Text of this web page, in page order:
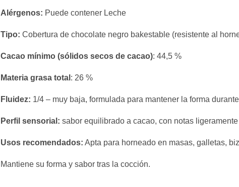
Alérgenos: Puede contener Leche
Tipo: Cobertura de chocolate negro bakestable (resistente al
Cacao mínimo (sólidos secos de cacao): 44,5 %
Materia grasa total : 26 %
Fluidez: 1/4 – muy baja, formulada para mantener la forma
Perfil sensorial: sabor equilibrado a cacao, con notas
Usos recomendados: Apta para horneado en masas, galletas,
Mantiene su forma y sabor tras la cocción.